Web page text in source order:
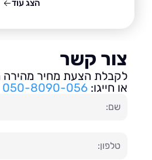
קשר
הצעת מחיר מהירה מלאו
חייגו:050-8090-056